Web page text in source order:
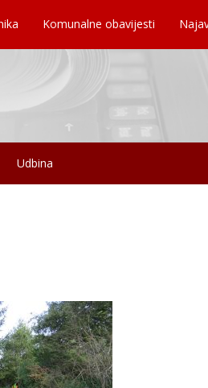
Komunalne obavijesti
Udbina